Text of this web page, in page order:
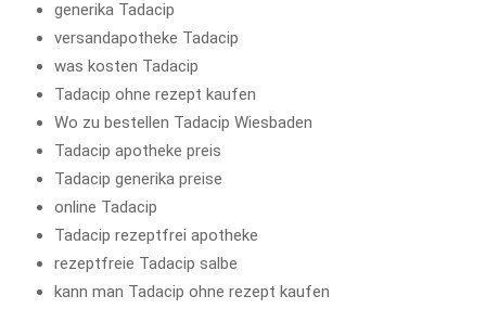
generika Tadacip
versandapotheke Tadacip
was kosten Tadacip
Tadacip ohne rezept kaufen
Wo zu bestellen Tadacip Wiesbaden
Tadacip apotheke preis
Tadacip generika preise
online Tadacip
Tadacip rezeptfrei apotheke
rezeptfreie Tadacip salbe
kann man Tadacip ohne rezept kaufen